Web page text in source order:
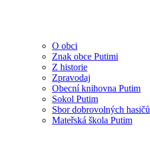
O obci
Znak obce Putimi
Z historie
Zpravodaj
Obecní knihovna Putim
Sokol Putim
Sbor dobrovolných hasičů
Mateřská škola Putim